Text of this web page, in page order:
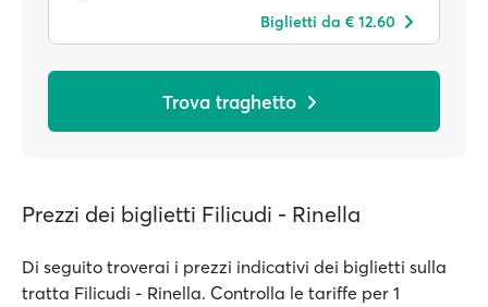
Biglietti da € 12.60
Trova traghetto
Prezzi dei biglietti Filicudi - Rinella
Di seguito troverai i prezzi indicativi dei biglietti sulla
tratta Filicudi - Rinella. Controlla le tariffe per 1